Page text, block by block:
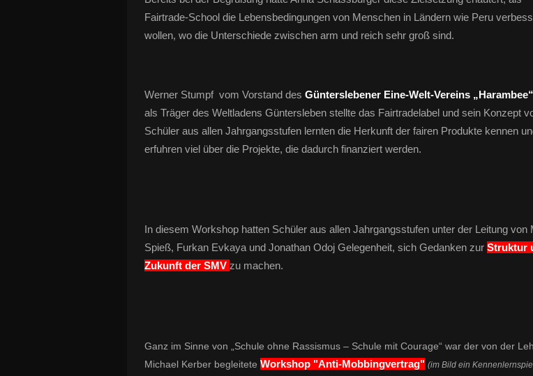
Fairtrade-School die Lebensbedingungen von Menschen in Ländern wie Peru
wollen, wo die Unterschiede zwischen arm und reich sehr groß sind.
Werner Stumpf vom Vorstand des Günterslebener Eine-Welt-Vereins
als Träger des Weltladens Güntersleben stellte das Fairtradelabel und sein Konzept
Schüler aus allen Jahrgangsstufen lernten die Herkunft der fairen Produkte kennen
erfuhren viel über die Projekte, die dadurch finanziert werden.
In diesem Workshop hatten Schüler aus allen Jahrgangsstufen unter der Leitung von
Spieß, Furkan Evkaya und Jonathan Odoj Gelegenheit, sich Gedanken zur Struktur
Zukunft der SMV zu machen.
Ganz im Sinne von „Schule ohne Rassismus – Schule mit Courage“ war der von der
Michael Kerber begleitete Workshop "Anti-Mobbingvertrag" (im Bild ein